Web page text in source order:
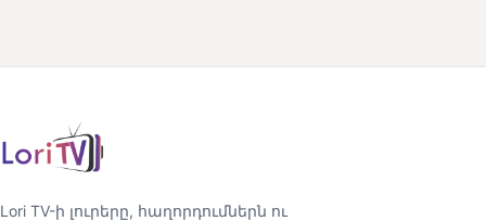
Lori TV-ի լուրերը, հաղորդումներն ու